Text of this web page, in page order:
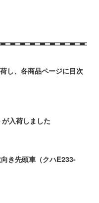
し、各商品ページに目次
入荷しました
き先頭車（クハE233-